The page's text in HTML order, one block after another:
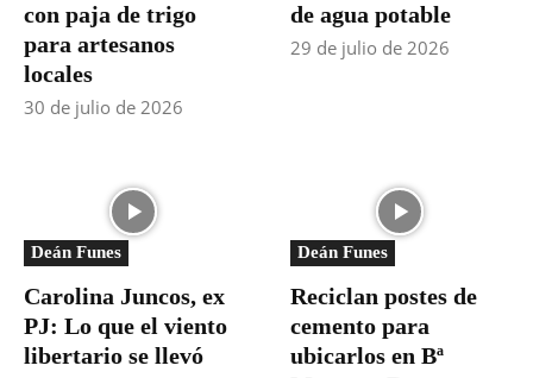
con paja de trigo
para artesanos
locales
30 de julio de 2026
de agua potable
29 de julio de 2026
Deán Funes
Carolina Juncos, ex
PJ: Lo que el viento
libertario se llevó
Deán Funes
Reciclan postes de
cemento para
ubicarlos en Bª